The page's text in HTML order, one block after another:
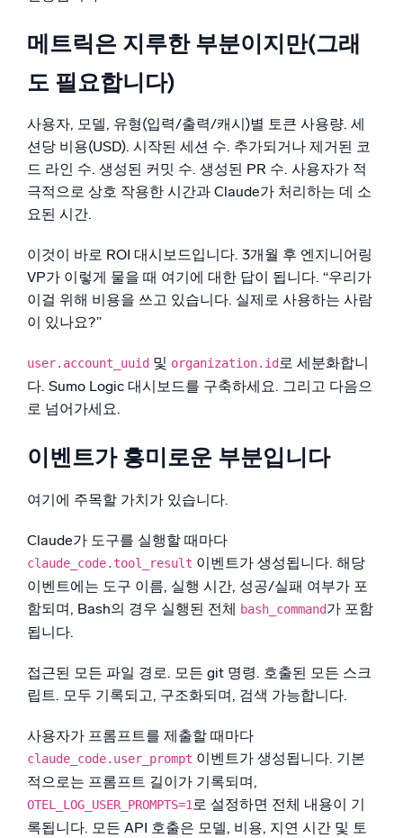
메트릭은 지루한 부분이지만(그래
도 필요합니다)
사용자, 모델, 유형(입력/출력/캐시)별 토큰 사용량. 세
션당 비용(USD). 시작된 세션 수. 추가되거나 제거된 코
드 라인 수. 생성된 커밋 수. 생성된 PR 수. 사용자가 적
극적으로 상호 작용한 시간과 Claude가 처리하는 데 소
요된 시간.
이것이 바로 ROI 대시보드입니다. 3개월 후 엔지니어링
VP가 이렇게 물을 때 여기에 대한 답이 됩니다. “우리가
이걸 위해 비용을 쓰고 있습니다. 실제로 사용하는 사람
이 있나요?”
user.account_uuid 및 organization.id로 세분화합니
다. Sumo Logic 대시보드를 구축하세요. 그리고 다음으
로 넘어가세요.
이벤트가 흥미로운 부분입니다
여기에 주목할 가치가 있습니다.
Claude가 도구를 실행할 때마다
claude_code.tool_result 이벤트가 생성됩니다. 해당
이벤트에는 도구 이름, 실행 시간, 성공/실패 여부가 포
함되며, Bash의 경우 실행된 전체 bash_command가 포함
됩니다.
접근된 모든 파일 경로. 모든 git 명령. 호출된 모든 스크
립트. 모두 기록되고, 구조화되며, 검색 가능합니다.
사용자가 프롬프트를 제출할 때마다
claude_code.user_prompt 이벤트가 생성됩니다. 기본
적으로는 프롬프트 길이가 기록되며,
OTEL_LOG_USER_PROMPTS=1로 설정하면 전체 내용이 기
록됩니다. 모든 API 호출은 모델, 비용, 지연 시간 및 토